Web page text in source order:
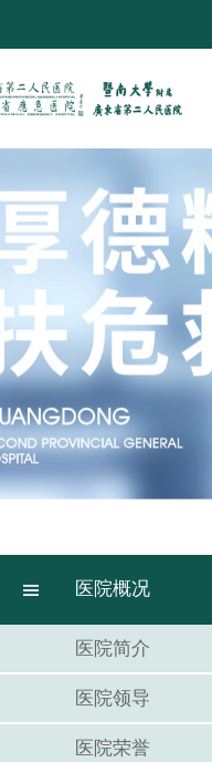
医院概况
医院简介
医院领导
医院荣誉